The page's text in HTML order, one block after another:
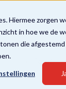
Hiermee zorgen
in hoe we de
die
Terug